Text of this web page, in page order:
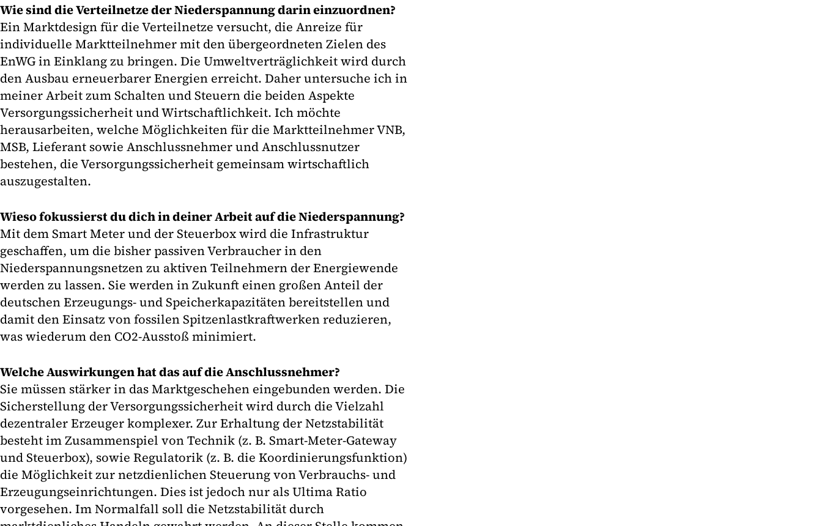
Wie sind die Verteilnetze der Niederspannung darin einzuordnen?
Ein Marktdesign für die Verteilnetze versucht, die Anreize für
individuelle Marktteilnehmer mit den übergeordneten Zielen des
EnWG in Einklang zu bringen. Die Umweltverträglichkeit wird durch
den Ausbau erneuerbarer Energien erreicht. Daher untersuche ich in
meiner Arbeit zum Schalten und Steuern die beiden Aspekte
Versorgungssicherheit und Wirtschaftlichkeit. Ich möchte
herausarbeiten, welche Möglichkeiten für die Marktteilnehmer VNB,
MSB, Lieferant sowie Anschlussnehmer und Anschlussnutzer
bestehen, die Versorgungssicherheit gemeinsam wirtschaftlich
auszugestalten.
Wieso fokussierst du dich in deiner Arbeit auf die Niederspannung?
Mit dem Smart Meter und der Steuerbox wird die Infrastruktur
geschaffen, um die bisher passiven Verbraucher in den
Niederspannungsnetzen zu aktiven Teilnehmern der Energiewende
werden zu lassen. Sie werden in Zukunft einen großen Anteil der
deutschen Erzeugungs- und Speicherkapazitäten bereitstellen und
damit den Einsatz von fossilen Spitzenlastkraftwerken reduzieren,
was wiederum den CO2-Ausstoß minimiert.
Welche Auswirkungen hat das auf die Anschlussnehmer?
Sie müssen stärker in das Marktgeschehen eingebunden werden. Die
Sicherstellung der Versorgungssicherheit wird durch die Vielzahl
dezentraler Erzeuger komplexer. Zur Erhaltung der Netzstabilität
besteht im Zusammenspiel von Technik (z. B. Smart-Meter-Gateway
und Steuerbox), sowie Regulatorik (z. B. die Koordinierungsfunktion)
die Möglichkeit zur netzdienlichen Steuerung von Verbrauchs- und
Erzeugungseinrichtungen. Dies ist jedoch nur als Ultima Ratio
vorgesehen. Im Normalfall soll die Netzstabilität durch